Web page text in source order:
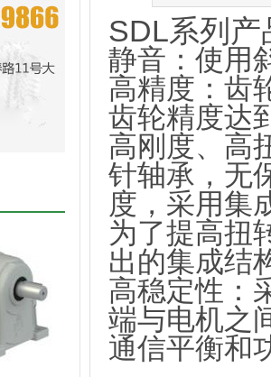
SDL系列产
静音：使用
高精度：齿
齿轮精度达
高刚度、高
针轴承，无
度，采用集
为了提高扭
出的集成结
高稳定性：
端与电机之
通信平衡和